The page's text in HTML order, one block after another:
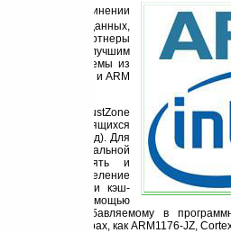
об объединении
защищенности данных,
Партнеры
задачи наилучшим
системы из
Flash и ARM
технология TrustZone
хранящихся
паролей, т.д). Для
специальной
проще охранять и
Разделение
процессор и кэш-
с помощью
S-биту, добавляемому в
таких процессорах, как ARM1176-JZ,